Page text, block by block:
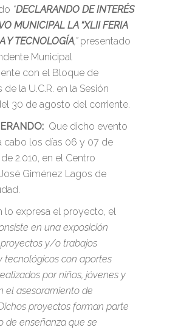
“DECLARANDO DE INTERÉS
MUNICIPAL LA “XLII FERIA
Y TECNOLOGÍA,” presentado
Municipal
con el Bloque de
de la U.C.R. en la Sesión
30 de agosto del corriente.
Que dicho evento
cabo los días 06 y 07 de
2.010, en el Centro
Giménez Lagos de
lo expresa el proyecto, el
en una exposición
y/o trabajos
tecnológicos con aportes
por niños, jóvenes y
el asesoramiento de
proyectos forman parte
de enseñanza que se